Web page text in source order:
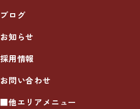
ブログ
お知らせ
採用情報
お問い合わせ
■他エリアメニュー